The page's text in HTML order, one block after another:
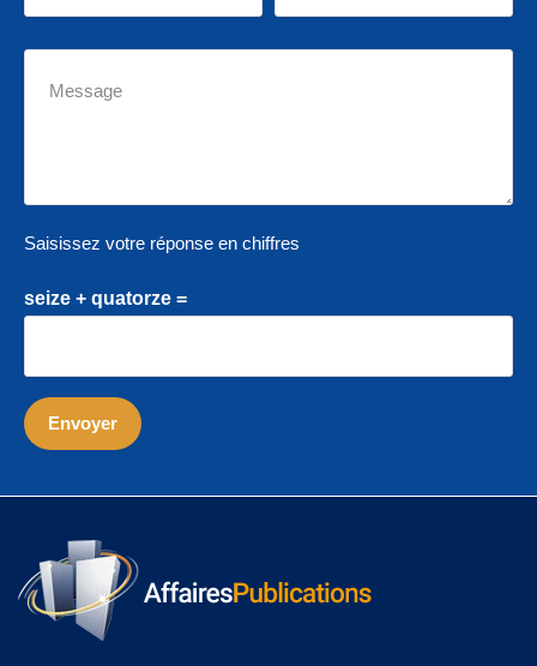
Saisissez votre réponse en chiffres
seize + quatorze =